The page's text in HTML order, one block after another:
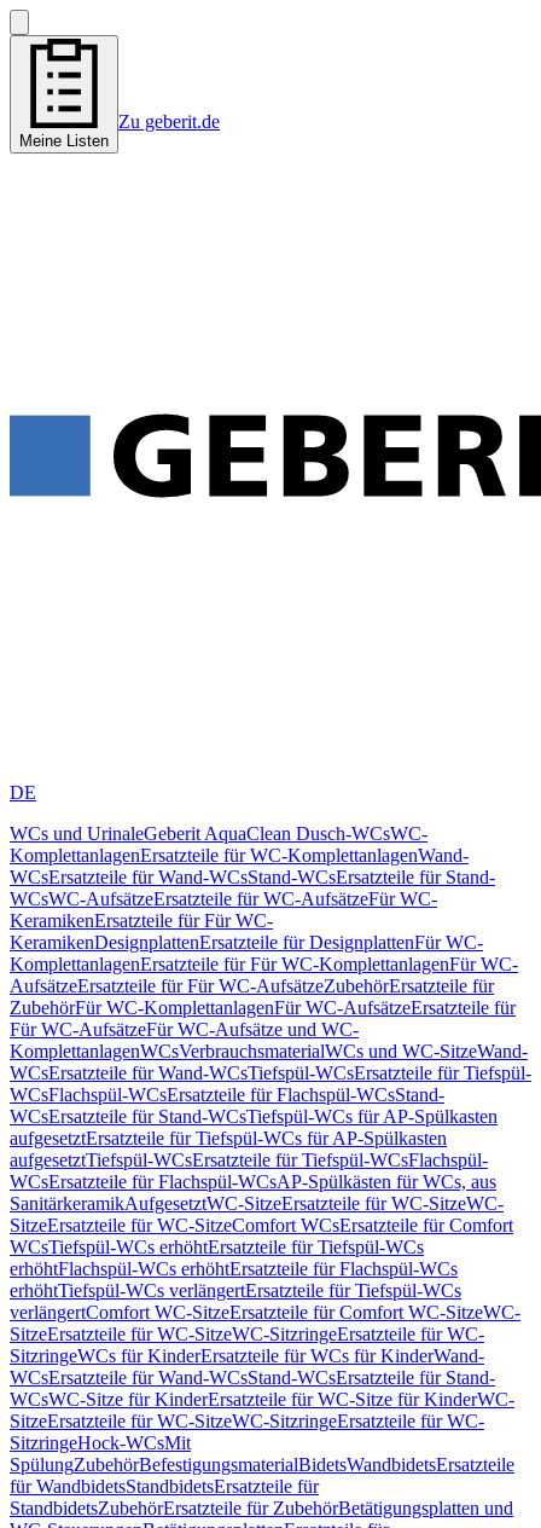
Meine Listen
Zu geberit.de
DE
WCs und UrinaleGeberit AquaClean Dusch-WCsWC-
KomplettanlagenErsatzteile für WC-KomplettanlagenWand-
WCsErsatzteile für Wand-WCsStand-WCsErsatzteile für Stand-
WCsWC-AufsätzeErsatzteile für WC-AufsätzeFür WC-
KeramikenErsatzteile für Für WC-
KeramikenDesignplattenErsatzteile für DesignplattenFür WC-
KomplettanlagenErsatzteile für Für WC-KomplettanlagenFür WC-
AufsätzeErsatzteile für Für WC-AufsätzeZubehörErsatzteile für
ZubehörFür WC-KomplettanlagenFür WC-AufsätzeErsatzteile für
Für WC-AufsätzeFür WC-Aufsätze und WC-
KomplettanlagenWCsVerbrauchsmaterialWCs und WC-SitzeWand-
WCsErsatzteile für Wand-WCsTiefspül-WCsErsatzteile für Tiefspül-
WCsFlachspül-WCsErsatzteile für Flachspül-WCsStand-
WCsErsatzteile für Stand-WCsTiefspül-WCs für AP-Spülkasten
aufgesetztErsatzteile für Tiefspül-WCs für AP-Spülkasten
aufgesetztTiefspül-WCsErsatzteile für Tiefspül-WCsFlachspül-
WCsErsatzteile für Flachspül-WCsAP-Spülkästen für WCs, aus
SanitärkeramikAufgesetztWC-SitzeErsatzteile für WC-SitzeWC-
SitzeErsatzteile für WC-SitzeComfort WCsErsatzteile für Comfort
WCsTiefspül-WCs erhöhtErsatzteile für Tiefspül-WCs
erhöhtFlachspül-WCs erhöhtErsatzteile für Flachspül-WCs
erhöhtTiefspül-WCs verlängertErsatzteile für Tiefspül-WCs
verlängertComfort WC-SitzeErsatzteile für Comfort WC-SitzeWC-
SitzeErsatzteile für WC-SitzeWC-SitzringeErsatzteile für WC-
SitzringeWCs für KinderErsatzteile für WCs für KinderWand-
WCsErsatzteile für Wand-WCsStand-WCsErsatzteile für Stand-
WCsWC-Sitze für KinderErsatzteile für WC-Sitze für KinderWC-
SitzeErsatzteile für WC-SitzeWC-SitzringeErsatzteile für WC-
SitzringeHock-WCsMit
SpülungZubehörBefestigungsmaterialBidetsWandbidetsErsatzteile
für WandbidetsStandbidetsErsatzteile für
StandbidetsZubehörErsatzteile für ZubehörBetätigungsplatten und